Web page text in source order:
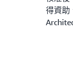
得資助